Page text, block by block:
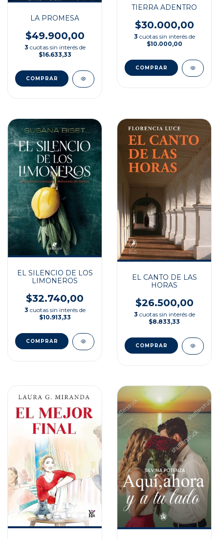
LA PROMESA
$49.900,00
3 cuotas sin interés de
$16.633,33
TIERRA ADENTRO
$30.000,00
3 cuotas sin interés de
$10.000,00
EL SILENCIO DE LOS
LIMONEROS
$32.740,00
3 cuotas sin interés de
$10.913,33
EL CANTO DE LAS
HORAS
$26.500,00
3 cuotas sin interés de
$8.833,33